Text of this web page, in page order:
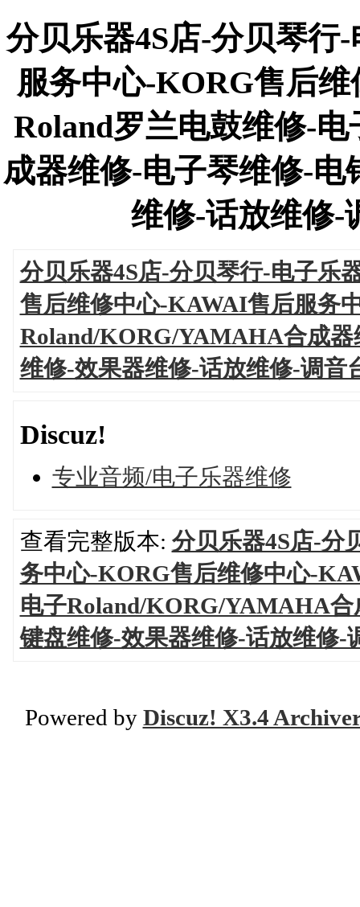
分贝乐器4S店-分贝琴行
服务中心-KORG售后
Roland罗兰电鼓维修-
成器维修-电子琴维修-
维修-话放维修-
分贝乐器4S店-分贝琴行-电子乐
售后维修中心-KAWAI售后服务
Roland/KORG/YAMAHA合成
维修-效果器维修-话放维修-调音
Discuz!
专业音频/电子乐器维修
查看完整版本: 分贝乐器4S店-分
务中心-KORG售后维修中心-
电子Roland/KORG/YAMAHA
键盘维修-效果器维修-话放维修-
Powered by Discuz! X3.4